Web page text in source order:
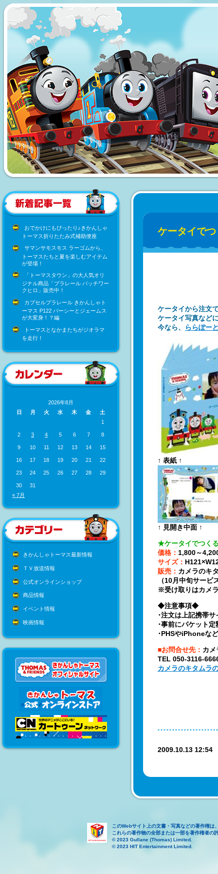
おでかけにもぴったり♪きかんしゃ
トーマス折りたたみ式補助便座
サマンサモスモス ラーゴムから、
トーマスたちと夏を楽しむアイテム
が登場！
「トーマスタウン」の大人気オリ
ジナル商品「プラレール パッチワー
クヒロ」販売中！
カプセルプラレール きかんしゃト
ーマス P122 パーシーとジェームス
が大変身！？編
トーマスとなかまたちがジオラマ
を走行！
2026年8月
日
月 火 水 木 金
土
1
2 3 4 5 6 7 8
9 10 11 12 13 14 15
16 17 18 19 20 21 22
23 24 25 26 27 28 29
30
31
« 7月
きかんしゃトーマス最新情報
ＴＶ放送情報
公式オンラインショップ
商品情報
イベント情報
映画情報
ケータイで
ケータイから注文
ケータイ写真など
今なら、
ららぽー
↑ 表紙 ↑
↑ 見開き中面 ↑
★ケータイでつく
価格： 1,800～
サイズ：
販売： カメラのキ
（10月中旬サービ
※受け取りはカメ
◆注意事項◆
･注文は上記携帯
･事前にパケット
･PHSやiPhoneな
■お問合せ先： カメ
TEL 050-3116-
カメラのキタムラ
2009.10.13
このWebサイト上の文書・写真などの著作権は
これらの著作物の全部または一部を著作権者の
© 2023 Gullane (Thomas) Limited.
© 2023 HIT Entertainment Limited.